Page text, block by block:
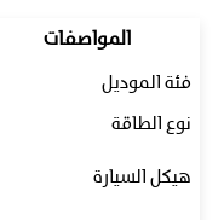
المواصفات
فئة الموديل
نوع الطاقة
هيكل السيارة